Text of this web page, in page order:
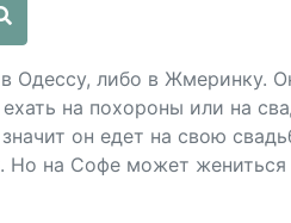
Одессу, либо в Жмеринку.
на похороны или на
он едет на свою
на Софе может жениться